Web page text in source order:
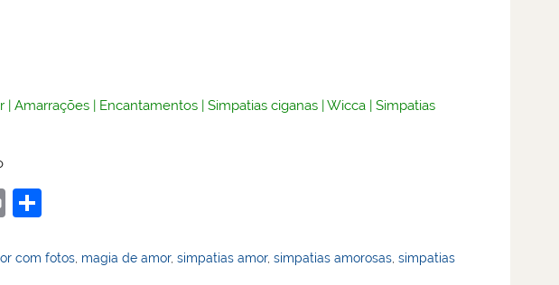
|Amarrações | Encantamentos |Simpatias ciganas |Wicca |Simpatias
Pr
t
ar
com fotos magia de amor,simpatias amor,simpatias amorosas ,simpatias